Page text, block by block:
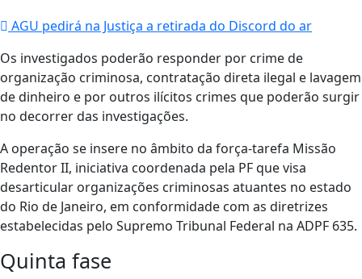
AGU pedirá na Justiça a retirada do Discord do ar
Os investigados poderão responder por crime de
organização criminosa, contratação direta ilegal e lavagem
de dinheiro e por outros ilícitos crimes que poderão surgir
no decorrer das investigações.
A operação se insere no âmbito da força-tarefa Missão
Redentor II, iniciativa coordenada pela PF que visa
desarticular organizações criminosas atuantes no estado
do Rio de Janeiro, em conformidade com as diretrizes
estabelecidas pelo Supremo Tribunal Federal na ADPF 635.
Quinta fase